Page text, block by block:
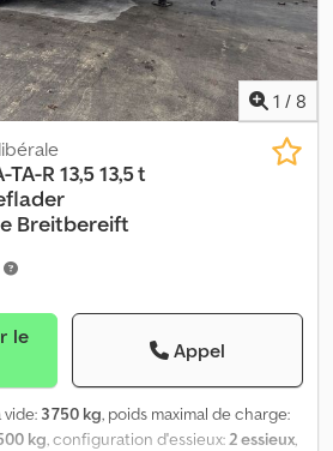
1 / 8
TA-R 13,5 13,5 t
Breitbereift
Appel
vide: 3 750 kg, poids maximal de charge:
kg, configuration d'essieux:2 essieux,